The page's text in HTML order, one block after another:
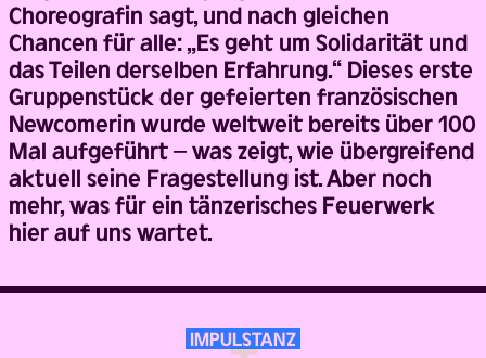
Choreografin sagt, und nach gleichen
Chancen für alle: „Es geht um Solidarität und
das Teilen derselben Erfahrung.“ Dieses erste
Gruppenstück der gefeierten französischen
Newcomerin wurde weltweit bereits über 100
Mal aufgeführt – was zeigt, wie übergreifend
aktuell seine Fragestellung ist. Aber noch
mehr, was für ein tänzerisches Feuerwerk
hier auf uns wartet.
IMPULSTANZ